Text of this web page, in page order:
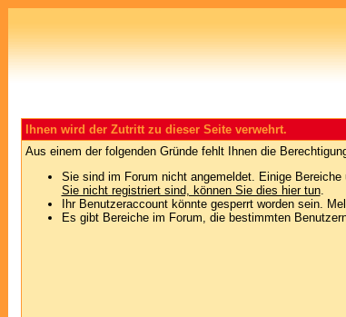
Ihnen wird der Zutritt zu dieser Seite verwehrt.
Aus einem der folgenden Gründe fehlt Ihnen die
Sie sind im Forum nicht angemeldet. Einige
Sie nicht registriert sind, können Sie dies hier tun.
Ihr Benutzeraccount könnte gesperrt worden sein.
Es gibt Bereiche im Forum, die bestimmten